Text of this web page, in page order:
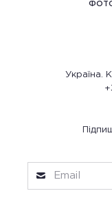
Україна.